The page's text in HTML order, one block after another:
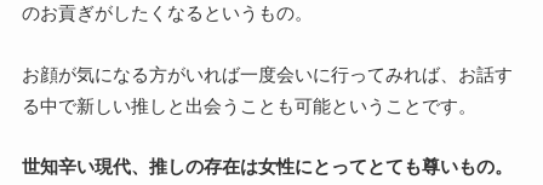
のお貢ぎがしたくなるというもの。
お顔が気になる方がいれば一度会いに行ってみれば、お話す
る中で新しい推しと出会うことも可能ということです。
世知辛い現代、推しの存在は女性にとってとても尊いもの。